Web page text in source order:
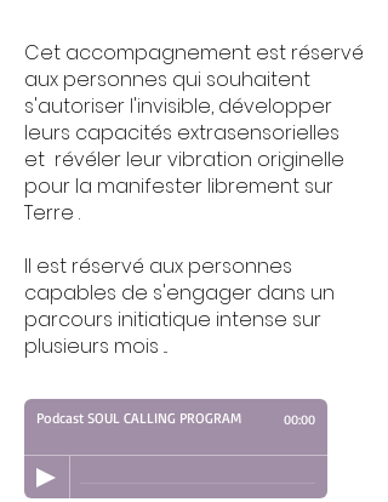
Cet accompagnement est réservé
aux personnes qui souhaitent
s'autoriser l'invisible, développer
leurs capacités extrasensorielles
et révéler leur vibration originelle
pour la manifester librement sur
Terre .
Il est réservé aux personnes
capables de s'engager dans un
parcours initiatique intense sur
plusieurs mois ...
Podcast SOUL CALLING PROGRAM 00:00